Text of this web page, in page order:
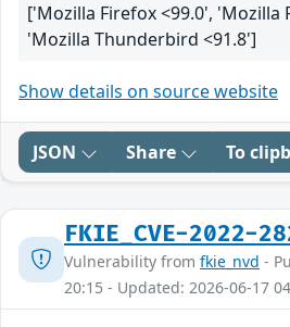
['Mozilla Firefox <99.0', 'Mozilla
'Mozilla Thunderbird <91.8']
Show details on source website
JSON Share To
FKIE_CVE-2022-
Vulnerability from fkie_nvd -
20:15 - Updated: 2026-06-17